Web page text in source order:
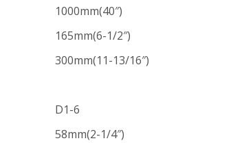
1000mm(40″)
165mm(6-1/2″)
300mm(11-13/16″)
D1-6
58mm(2-1/4″)